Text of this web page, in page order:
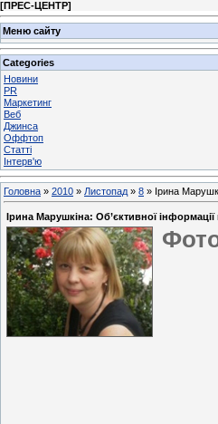
[ПРЕС-ЦЕНТР]
Меню сайту
Categories
Новини
PR
Маркетинг
Веб
Джинса
Оффтоп
Статті
Інтерв'ю
Головна » 2010 » Листопад » 8 » Ірина
Ірина Марушкіна: Об’єктивної інформації